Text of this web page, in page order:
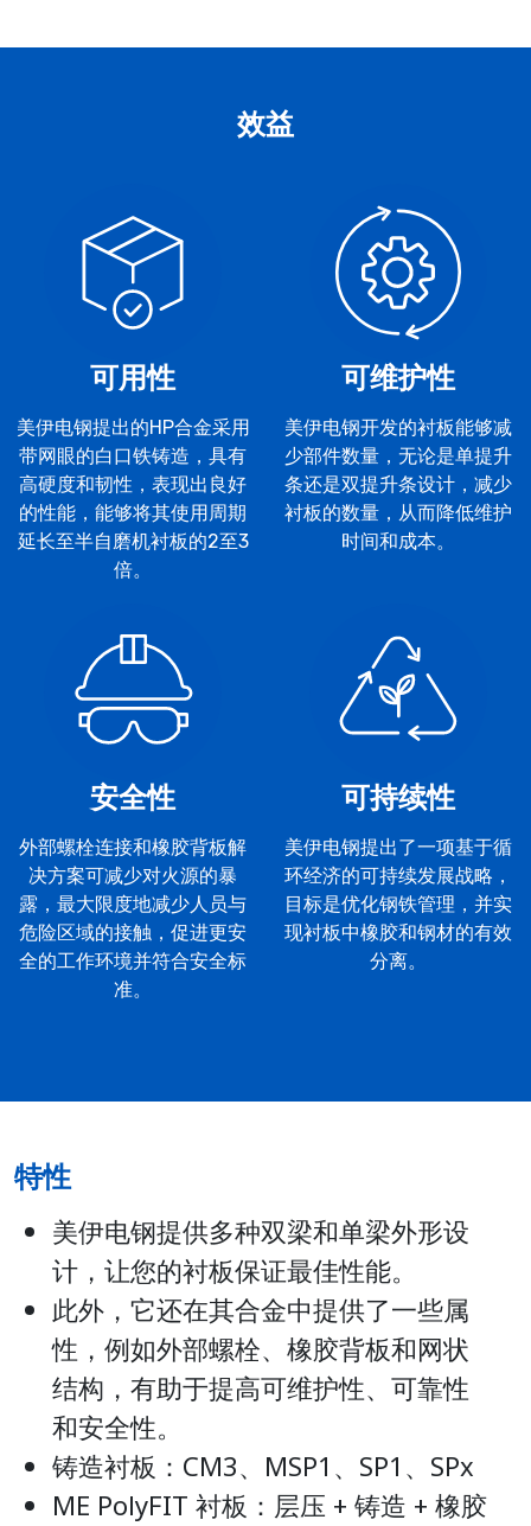
效益
可用性
美伊电钢提出的HP合金采用
带网眼的白口铁铸造，具有
高硬度和韧性，表现出良好
的性能，能够将其使用周期
延长至半自磨机衬板的2至3
倍。
可维护性
美伊电钢开发的衬板能够减
少部件数量，无论是单提升
条还是双提升条设计，减少
衬板的数量，从而降低维护
时间和成本。
安全性
外部螺栓连接和橡胶背板解
决方案可减少对火源的暴
露，最大限度地减少人员与
危险区域的接触，促进更安
全的工作环境并符合安全标
准。
可持续性
美伊电钢提出了一项基于循
环经济的可持续发展战略，
目标是优化钢铁管理，并实
现衬板中橡胶和钢材的有效
分离。
特性
美伊电钢提供多种双梁和单梁外形设
计，让您的衬板保证最佳性能。
此外，它还在其合金中提供了一些属
性，例如外部螺栓、橡胶背板和网状
结构，有助于提高可维护性、可靠性
和安全性。
铸造衬板：CM3、MSP1、SP1、SPx
ME PolyFIT 衬板：层压 + 铸造 + 橡胶